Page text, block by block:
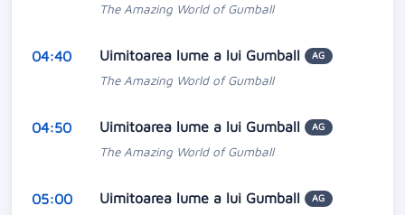
The Amazing World of Gumball
04:40 Uimitoarea lume a lui Gumball AG
The Amazing World of Gumball
04:50 Uimitoarea lume a lui Gumball AG
The Amazing World of Gumball
05:00 Uimitoarea lume a lui Gumball AG